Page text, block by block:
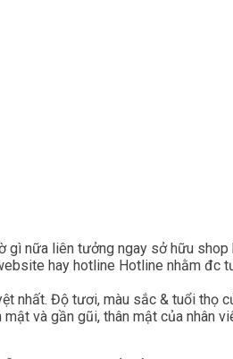
gì nữa liên tưởng ngay sở hữu shop
hay hotline Hotline nhằm đc
nhất. Độ tươi, màu sắc & tuổi thọ
và gần gũi, thân mật của nhân